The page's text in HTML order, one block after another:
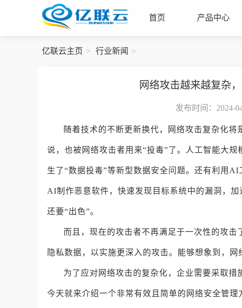
首页 产品中心
亿联云主页 行业新闻
网络攻击越来越复杂
发布时间：2024-
随着技术的不断更新换代，网络攻击复杂化
说，也被网络攻击者用来“投毒”了。人工智能大
生了“数据投毒”等新型数据安全问题。还有利用
AI制作恶意软件，快速发现目标系统中的漏洞，
还要“出色”。
而且，现在的攻击者不再满足于一次性的攻
隐私数据，以实施更深入的攻击。能够想象到，
为了应对网络攻击的复杂化，企业需要采取措
今天就来介绍一个非常有效且简单的网络安全管理